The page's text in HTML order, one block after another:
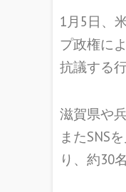
1月5日、
プ政権に
抗議する
滋賀県や
またSNS
り、約30